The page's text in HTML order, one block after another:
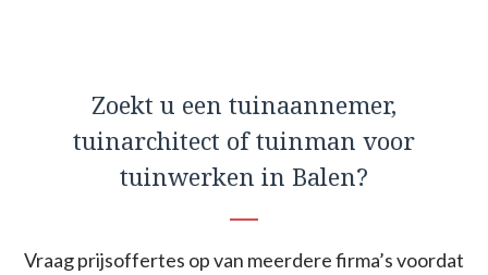
Zoekt u een tuinaannemer,
tuinarchitect of tuinman voor
tuinwerken in Balen?
Vraag prijsoffertes op van meerdere firma’s voordat